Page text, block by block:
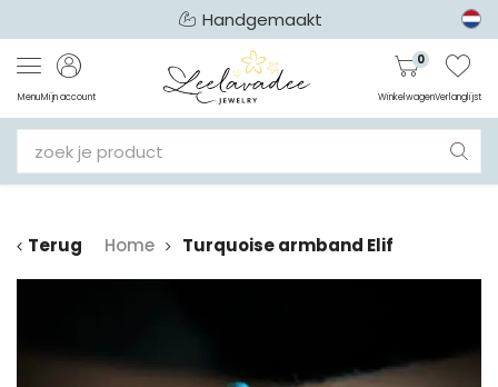
Handgemaakt
MenuMijn account
0
WinkelwagenVerlanglijst
Terug Home Turquoise armband Elif